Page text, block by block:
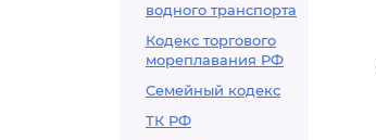
водного транспорта
Кодекс торгового
мореплавания РФ
Семейный кодекс
ТК РФ